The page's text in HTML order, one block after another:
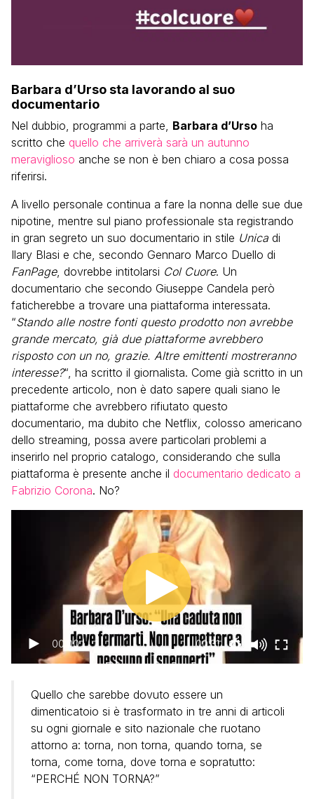
Barbara d’Urso sta lavorando al suo
documentario
Nel dubbio, programmi a parte, Barbara d’Urso ha
scritto che quello che arriverà sarà un autunno
meraviglioso anche se non è ben chiaro a cosa possa
riferirsi.
A livello personale continua a fare la nonna delle sue due
nipotine, mentre sul piano professionale sta registrando
in gran segreto un suo documentario in stile Unica di
Ilary Blasi e che, secondo Gennaro Marco Duello di
FanPage, dovrebbe intitolarsi Col Cuore. Un
documentario che secondo Giuseppe Candela però
faticherebbe a trovare una piattaforma interessata.
“Stando alle nostre fonti questo prodotto non avrebbe
grande mercato, già due piattaforme avrebbero
risposto con un no, grazie. Altre emittenti mostreranno
interesse?“, ha scritto il giornalista. Come già scritto in un
precedente articolo, non è dato sapere quali siano le
piattaforme che avrebbero rifiutato questo
documentario, ma dubito che Netflix, colosso americano
dello streaming, possa avere particolari problemi a
inserirlo nel proprio catalogo, considerando che sulla
piattaforma è presente anche il documentario dedicato a
Fabrizio Corona. No?
00:00 00:31
Quello che sarebbe dovuto essere un
dimenticatoio si è trasformato in tre anni di articoli
su ogni giornale e sito nazionale che ruotano
attorno a: torna, non torna, quando torna, se
torna, come torna, dove torna e sopratutto:
“PERCHÉ NON TORNA?”